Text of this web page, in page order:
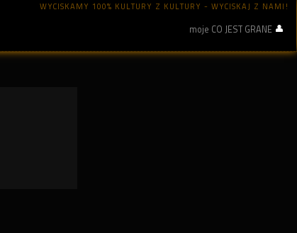
WYCISKAMY 100% KULTURY Z KULTURY - WYCISKAJ Z NAMI!
moje CO JEST GRANE